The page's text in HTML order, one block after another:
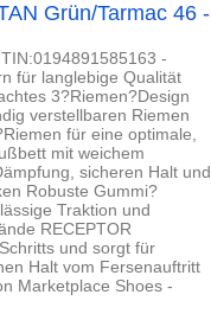
Grün/Tarmac 46 -
-
für langlebige Qualität
3?Riemen?Design
verstellbaren Riemen
für eine optimale,
mit weichem
sicheren Halt und
Robuste Gummi?
Traktion und
RECEPTOR
und sorgt für
Halt vom Fersenauftritt
Marketplace Shoes -